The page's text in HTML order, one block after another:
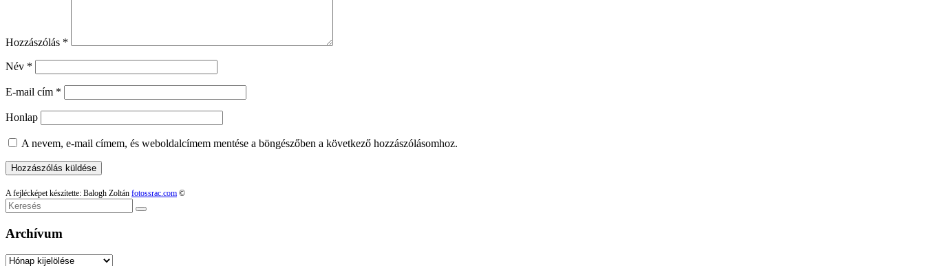
Hozzászólás *
Név *
E-mail cím *
Honlap
A nevem, e-mail címem, és weboldalcímem mentése a böngészőben a következő hozzászólásomhoz.
A fejlécképet készítette: Balogh Zoltán fotossrac.com ©
Keresés
Archívum
Archívum